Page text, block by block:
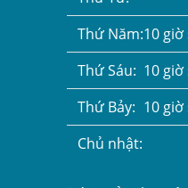
Thứ Năm:10 giờ
Thứ Sáu: 10 giờ
Thứ Bảy: 10 giờ
Chủ nhật: